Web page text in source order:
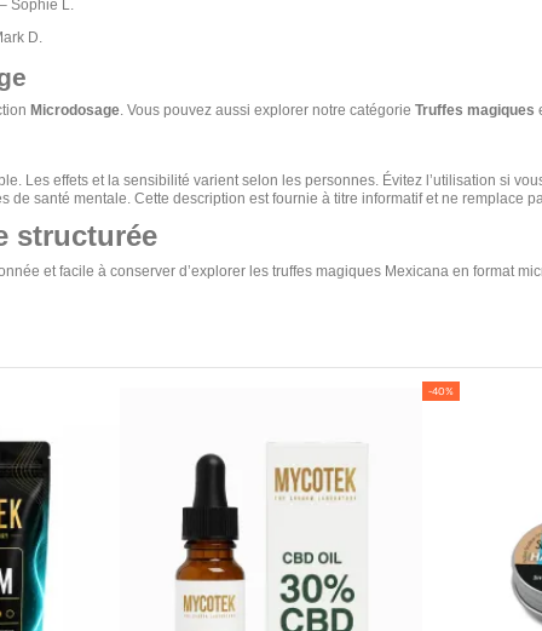
Sophie L.
D.
Microdosage. Vous pouvez aussi explorer notre catégorie Truffes magiques
Les effets et la sensibilité varient selon les personnes. Évitez l’utilisation si
santé mentale. Cette description est fournie à titre informatif et ne remplace
structurée
et facile à conserver d’explorer les truffes magiques Mexicana en format
-40%